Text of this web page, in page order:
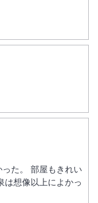
た。 部屋もきれい
は想像以上によかっ